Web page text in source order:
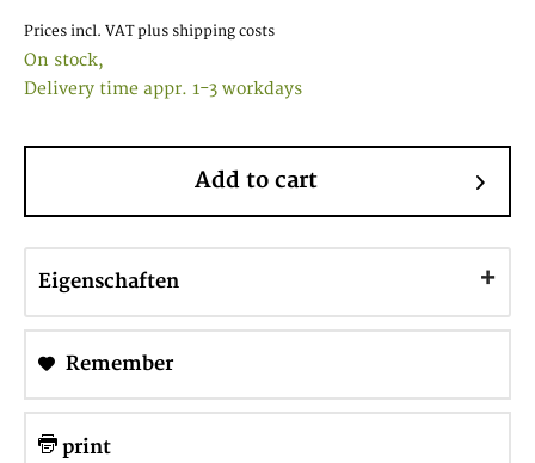
Prices incl. VAT plus shipping costs
On stock,
Delivery time appr. 1-3 workdays
Add to cart
Eigenschaften
Remember
print